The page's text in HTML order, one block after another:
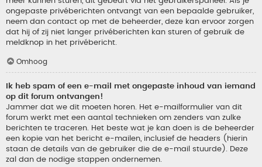
ongepaste privéberichten ontvangt van een bepaalde gebruiker,
neem dan contact op met de beheerder, deze kan ervoor zorgen
dat hij of zij niet langer privéberichten kan sturen of gebruik de
meldknop in het privébericht.
Omhoog
Ik heb spam of een e-mail met ongepaste inhoud van iemand
op dit forum ontvangen!
Jammer dat we dit moeten horen. Het e-mailformulier van dit
forum werkt met een aantal technieken om zenders van zulke
berichten te traceren. Het beste wat je kan doen is de beheerder
een kopie van het bericht e-mailen, inclusief de headers (hierin
staan de details van de gebruiker die de e-mail stuurde). Deze
zal dan de nodige stappen ondernemen.